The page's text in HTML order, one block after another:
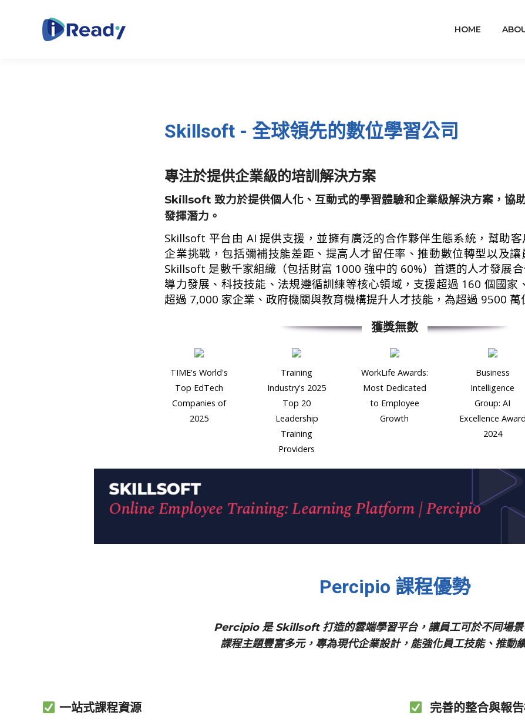
HOME
Skillsoft - 全球領先的數位學習公司
專注於提供企業級的培訓解決方案
Skillsoft 致力於提供個人化、互動式的學習體驗和企業級解決方案，協
發揮潛力。
Skillsoft 平台由 AI 提供支援，並擁有廣泛的合作夥伴生態系統，幫助
企業挑戰，包括彌補技能差距、提高人才留任率、推動數位轉型以及讓
Skillsoft 是數千家組織（包括財富 1000 強中的 60%）首選的人才發展
導力發展、科技技能、法規遵循訓練等核心領域，支援超過 160 個國家
超過 7,000 家企業、政府機關與教育機構提升人才技能，為超過 9500 萬
獲獎無數
TIME's World's
Top EdTech
Companies of
2025
Training
Industry's 2025
Top 20
Leadership
Training
Providers
WorkLife Awards:
Most Dedicated
to Employee
Growth
Business
Intelligence
Group: AI
Excellence Award
2024
Percipio 課程優勢
Percipio 是 Skillsoft 打造的雲端學習平台，讓員工可於不同場景
課程主題豐富多元，專為現代企業設計，能強化員工技能、推動
一站式課程資源
完善的整合與報